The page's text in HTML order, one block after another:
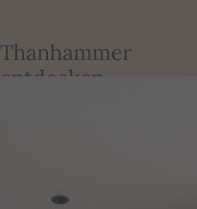
Thanhammer
entdecken …